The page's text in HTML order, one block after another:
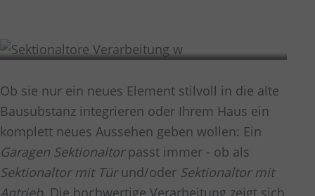
Ob sie nur ein neues Element stilvoll in die alte
Bausubstanz integrieren oder Ihrem Haus ein
komplett neues Aussehen geben wollen: Ein
Garagen Sektionaltorpasst immer - ob als
Sektionaltor mit Türund/oder Sektionaltor mit
Antrieb. Die hochwertige Verarbeitung zeigt sich